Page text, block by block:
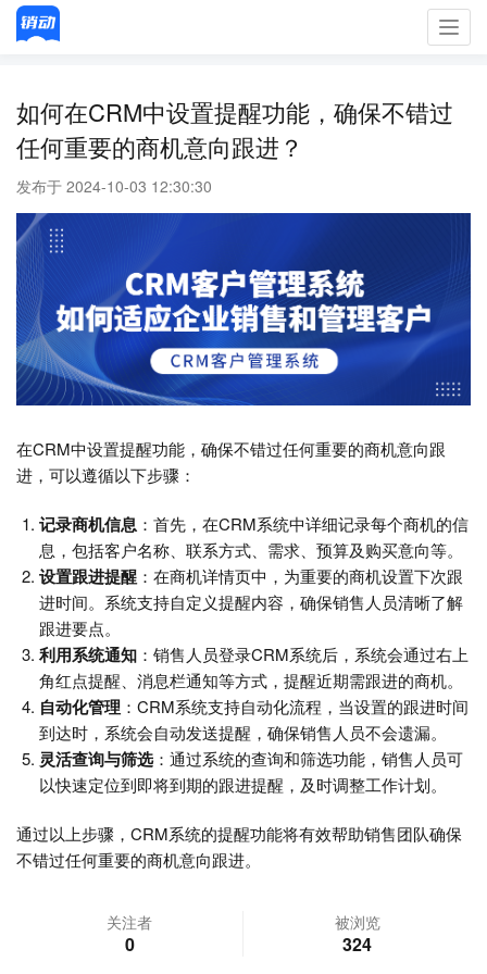
如何在CRM中设置提醒功能，确保不错过
任何重要的商机意向跟进？
发布于 2024-10-03 12:30:30
在CRM中设置提醒功能，确保不错过任何重要的商机意向跟
进，可以遵循以下步骤：
记录商机信息 ：首先，在CRM系统中详细记录每个商机的信
息，包括客户名称、联系方式、需求、预算及购买意向等。
设置跟进提醒 ：在商机详情页中，为重要的商机设置下次跟
进时间。系统支持自定义提醒内容，确保销售人员清晰了解
跟进要点。
利用系统通知 ：销售人员登录CRM系统后，系统会通过右上
角红点提醒、消息栏通知等方式，提醒近期需跟进的商机。
自动化管理 ：CRM系统支持自动化流程，当设置的跟进时间
到达时，系统会自动发送提醒，确保销售人员不会遗漏。
灵活查询与筛选：通过系统的查询和筛选功能，销售人员可
以快速定位到即将到期的跟进提醒，及时调整工作计划。
通过以上步骤，CRM系统的提醒功能将有效帮助销售团队确保
不错过任何重要的商机意向跟进。
关注者
0
被浏览
324